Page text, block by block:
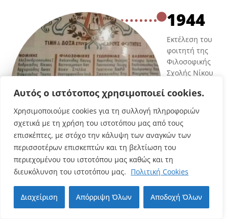
Αυτός ο ιστότοπος χρησιμοποιεί cookies.
Χρησιμοποιούμε cookies για τη συλλογή πληροφοριών
σχετικά με τη χρήση του ιστοτόπου μας από τους
επισκέπτες, με στόχο την κάλυψη των αναγκών των
περισσοτέρων επισκεπτών και τη βελτίωση του
περιεχομένου του ιστοτόπου μας καθώς και τη
διευκόλυνση του ιστοτόπου μας. Πολιτική Cookies
Διαχείριση Απόρριψη Όλων Αποδοχή Όλων
1944
Εκτέλεση του
φοιτητή της
Φιλοσοφικής
Σχολής Νίκου
στελέχους της
Πανελλαδικής
Οργάνωσης
Νέων (ΕΠΟΝ),
της
μεγαλύτερης
αντιστασιακή
ς οργάνωσης
νέων εναντίον
της